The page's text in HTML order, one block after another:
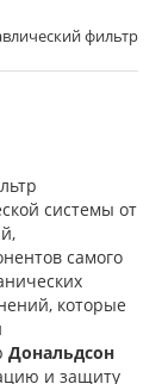
фильтр
системы от
самого
которые
Дональдсон
и защиту